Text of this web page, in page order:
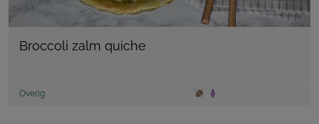
Broccoli zalm quiche
Overig